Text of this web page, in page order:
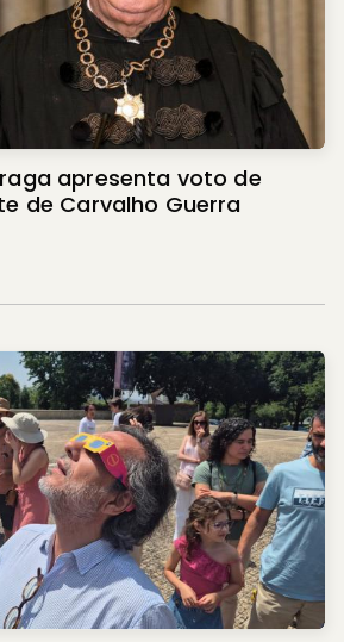
apresenta voto de
de Carvalho Guerra